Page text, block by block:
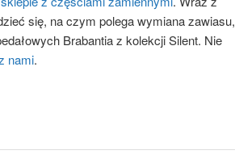
się, na czym polega wymiana zawiasu,
Brabantiaz kolekcjiSilent. Nie
nami.